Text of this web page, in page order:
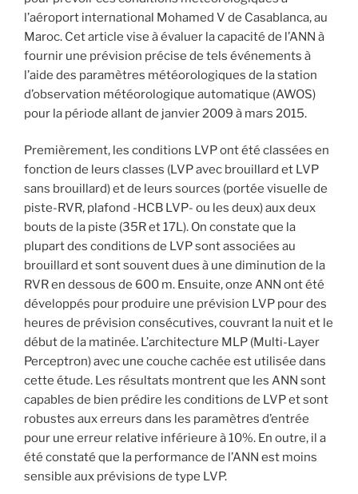
l’aéroport international Mohamed V de Casablanca, au
Maroc. Cet article vise à évaluer la capacité de l’ANN à
fournir une prévision précise de tels événements à
l’aide des paramètres météorologiques de la station
d’observation météorologique automatique (AWOS)
pour la période allant de janvier 2009 à mars 2015.
Premièrement, les conditions LVP ont été classées en
fonction de leurs classes (LVP avec brouillard et LVP
sans brouillard) et de leurs sources (portée visuelle de
piste-RVR, plafond -HCB LVP- ou les deux) aux deux
bouts de la piste (35R et 17L). On constate que la
plupart des conditions de LVP sont associées au
brouillard et sont souvent dues à une diminution de la
RVR en dessous de 600 m. Ensuite, onze ANN ont été
développés pour produire une prévision LVP pour des
heures de prévision consécutives, couvrant la nuit et le
début de la matinée. L’architecture MLP (Multi-Layer
Perceptron) avec une couche cachée est utilisée dans
cette étude. Les résultats montrent que les ANN sont
capables de bien prédire les conditions de LVP et sont
robustes aux erreurs dans les paramètres d’entrée
pour une erreur relative inférieure à 10%. En outre, il a
été constaté que la performance de l’ANN est moins
sensible aux prévisions de type LVP.